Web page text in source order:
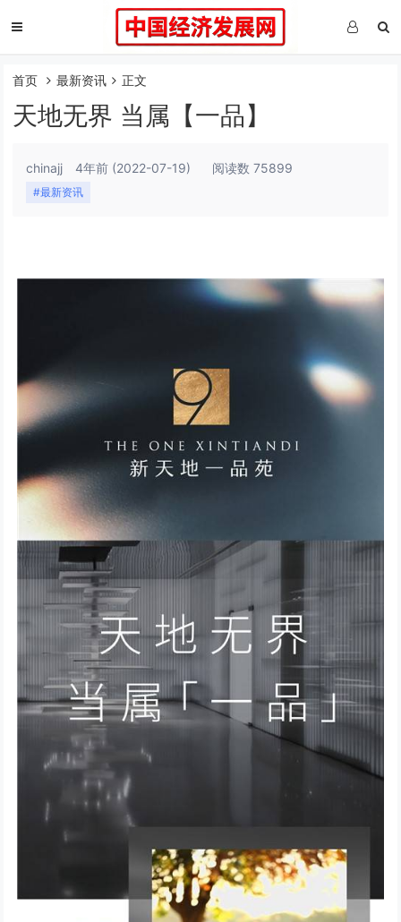
首页 最新资讯 正文
天地无界 当属【一品】
chinajj 4年前 (2022-07-19) 阅读数 75899
#最新资讯